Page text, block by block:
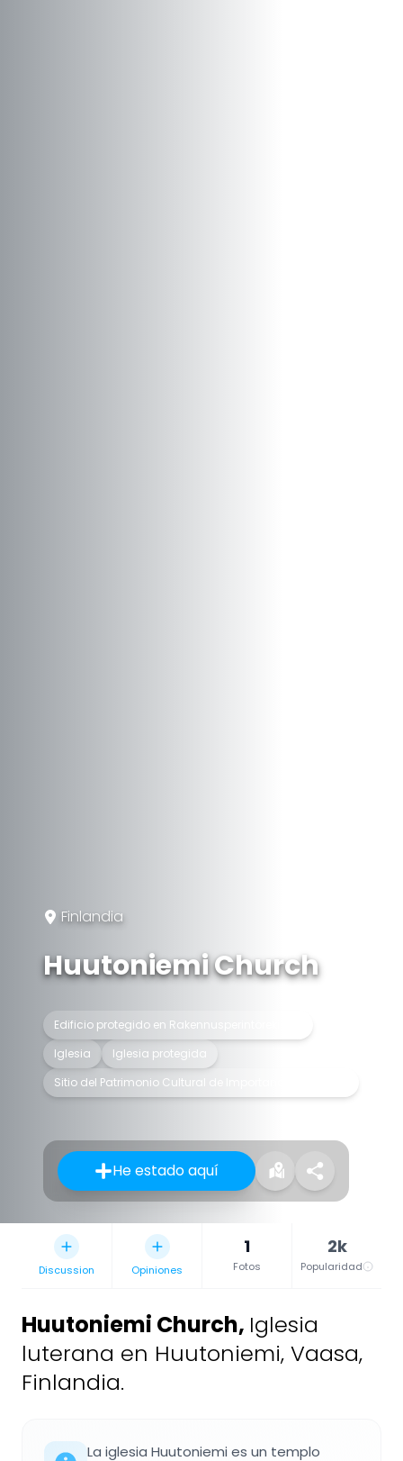
Finlandia
Huutoniemi Church
Edificio protegido en Rakennusperintörekisteri
Iglesia
Iglesia protegida
Sitio del Patrimonio Cultural de Importancia Nacional
He estado aquí
Discussion Opiniones
1
Fotos
2k
Popularidad
Huutoniemi Church, Iglesia
luterana en Huutoniemi, Vaasa,
Finlandia.
La iglesia Huutoniemi es un templo